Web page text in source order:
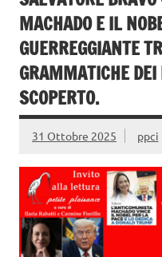
MACHADO E IL
GUERREGGIANTE
GRAMMATICHE DEI
SCOPERTO.
31 Ottobre 2025 ppci